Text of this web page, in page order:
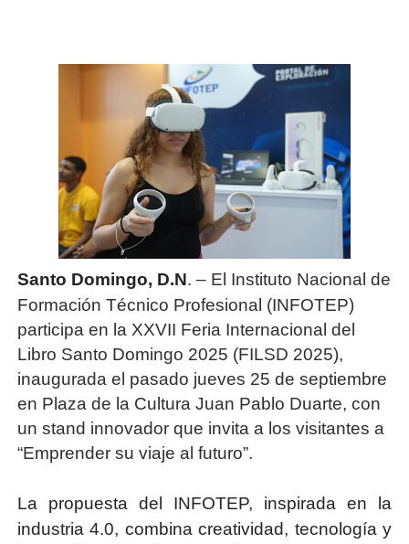
Santo Domingo, D.N. – El Instituto Nacional de
Formación Técnico Profesional (INFOTEP)
participa en la XXVII Feria Internacional del
Libro Santo Domingo 2025 (FILSD 2025),
inaugurada el pasado jueves 25 de septiembre
en Plaza de la Cultura Juan Pablo Duarte, con
un stand innovador que invita a los visitantes a
“Emprender su viaje al futuro”.
La propuesta del INFOTEP, inspirada en la
industria 4.0, combina creatividad, tecnología y